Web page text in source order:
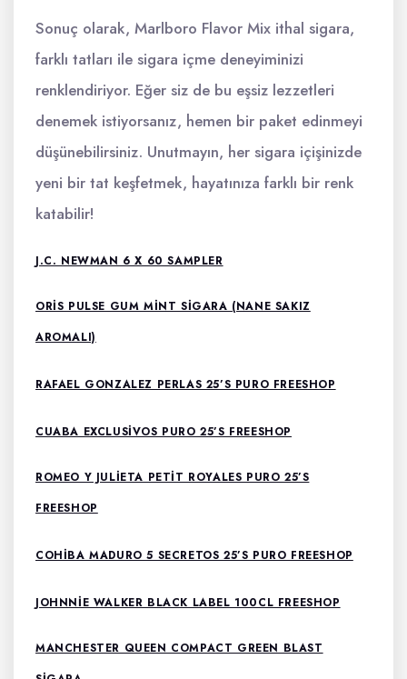
Sonuç olarak, Marlboro Flavor Mix ithal sigara,
farklı tatları ile sigara içme deneyiminizi
renklendiriyor. Eğer siz de bu eşsiz lezzetleri
denemek istiyorsanız, hemen bir paket edinmeyi
düşünebilirsiniz. Unutmayın, her sigara içişinizde
yeni bir tat keşfetmek, hayatınıza farklı bir renk
katabilir!
J.C. NEWMAN 6 X 60 SAMPLER
ORIS PULSE GUM MINT SIGARA (NANE SAKIZ
AROMALI)
RAFAEL GONZALEZ PERLAS 25’S PURO FREESHOP
CUABA EXCLUSIVOS PURO 25’S FREESHOP
ROMEO Y JULIETA PETIT ROYALES PURO 25’S
FREESHOP
COHIBA MADURO 5 SECRETOS 25’S PURO FREESHOP
JOHNNIE WALKER BLACK LABEL 100CL FREESHOP
MANCHESTER QUEEN COMPACT GREEN BLAST